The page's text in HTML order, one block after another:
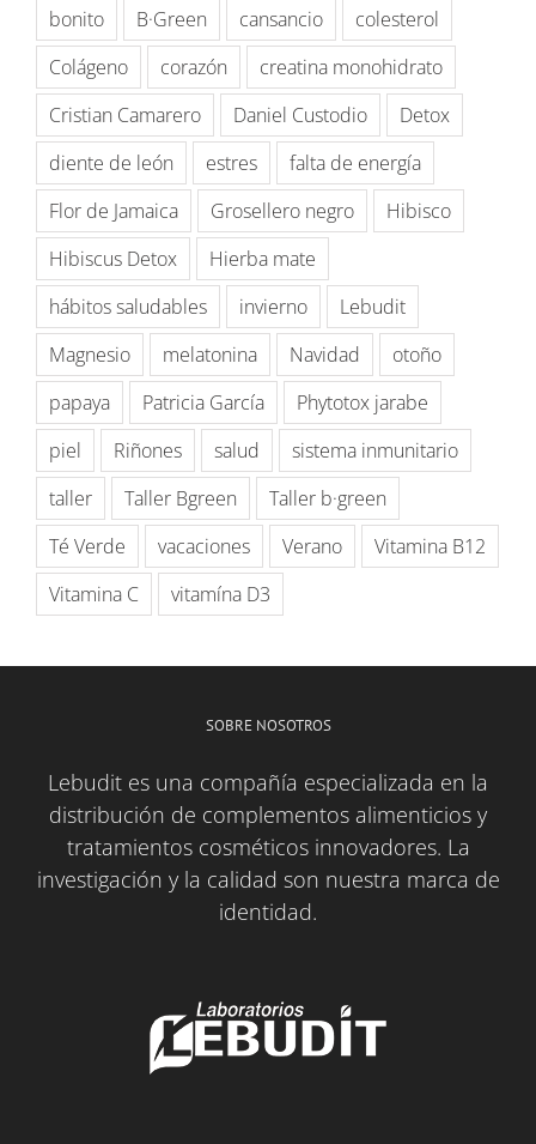
bonito
B·Green cansancio
colesterol
Colágeno
corazón
creatina monohidrato
Cristian Camarero
Daniel Custodio
Detox
diente de león
estres
falta de energía
Flor de Jamaica
Grosellero negro
Hibisco
Hibiscus Detox
Hierba mate
hábitos saludables
invierno
Lebudit
Magnesio
melatonina Navidad
otoño
papaya
Patricia García
Phytotox jarabe
piel
Riñones salud
sistema inmunitario
taller
Taller Bgreen
Taller b·green
Té Verde
vacaciones Verano
Vitamina B12
Vitamina C
vitamína D3
SOBRE NOSOTROS
Lebudit es una compañía especializada en la
distribución de complementos alimenticios y
tratamientos cosméticos innovadores. La
investigación y la calidad son nuestra marca de
identidad.